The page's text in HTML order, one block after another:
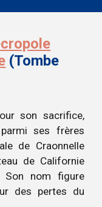
(Tombe
son sacrifice,
ses frères
de Craonnelle
de Californie
Son nom figure
des pertes du